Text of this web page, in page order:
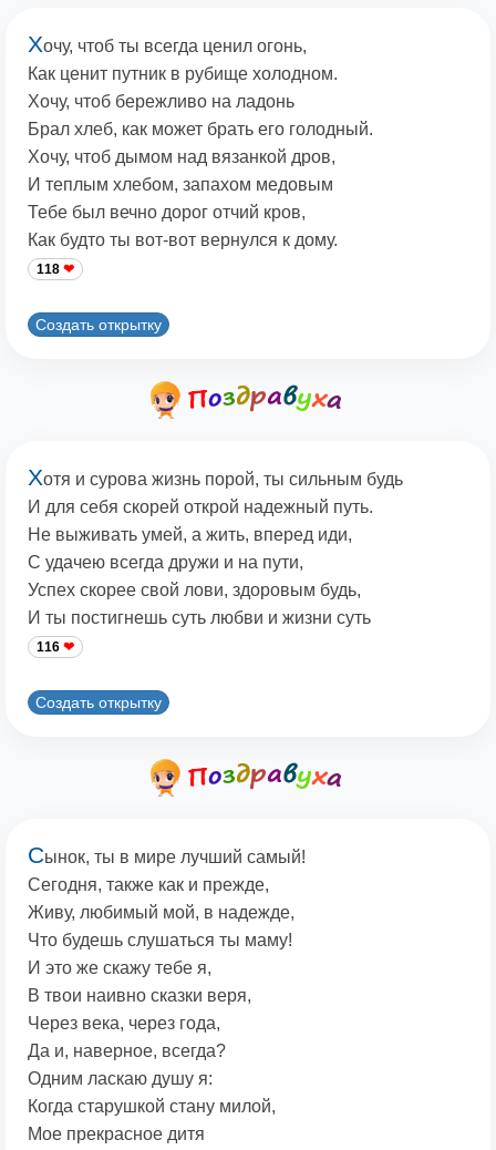
Хочу, чтоб ты всегда ценил огонь,
Как ценит путник в рубище холодном.
Хочу, чтоб бережливо на ладонь
Брал хлеб, как может брать его голодный.
Хочу, чтоб дымом над вязанкой дров,
И теплым хлебом, запахом медовым
Тебе был вечно дорог отчий кров,
Как будто ты вот-вот вернулся к дому.
118
Создать открытку
Хотя и сурова жизнь порой, ты сильным будь
И для себя скорей открой надежный путь.
Не выживать умей, а жить, вперед иди,
С удачею всегда дружи и на пути,
Успех скорее свой лови, здоровым будь,
И ты постигнешь суть любви и жизни суть
116
Создать открытку
Сынок, ты в мире лучший самый!
Сегодня, также как и прежде,
Живу, любимый мой, в надежде,
Что будешь слушаться ты маму!
И это же скажу тебе я,
В твои наивно сказки веря,
Через века, через года,
Да и, наверное, всегда?
Одним ласкаю душу я:
Когда старушкой стану милой,
Мое прекрасное дитя